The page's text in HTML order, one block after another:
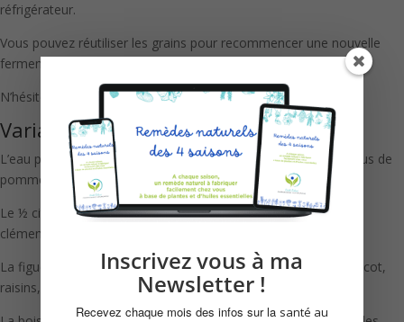
réfrigérateur.
Vous pouvez réutiliser les grains pour recommencer une nouvelle
fermentation ou les conserver au frigo dans de l’eau sucrée.
N’hésitez pas à me contacter pour plus de précisions !
Variantes
L’eau peut être remplacée par un autre liquide : infusion, thé, jus de
pomme…
Le ½ citron peut être remplacé par d’autres agrumes : orange,
clémentine, pamplemousse, kumquat…
La figue sèche peut être remplacée par un autre fruit sec : abricot,
raisins, cranberry…
Inscrivez vous à ma
Newsletter !
Recevez chaque mois des infos sur la santé au